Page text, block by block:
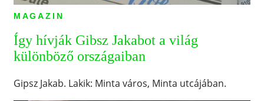
MAGAZIN
Így hívják Gibsz Jakabot a világ
különböző országaiban
Gipsz Jakab. Lakik: Minta város, Minta utcájában.